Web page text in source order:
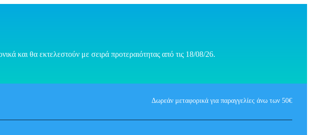
και θα εκτελεστούν με σειρά προτεραιότητας από τις 18/08/26.
Δωρεάν μεταφορικά για παραγγελίες άνω των 50€